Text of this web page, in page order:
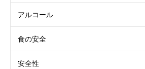
アルコール
食の安全
安全性